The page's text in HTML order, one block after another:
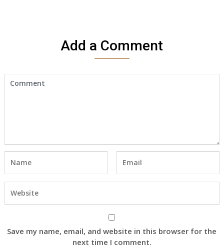
Add a Comment
Save my name, email, and website in this browser for the
next time I comment.